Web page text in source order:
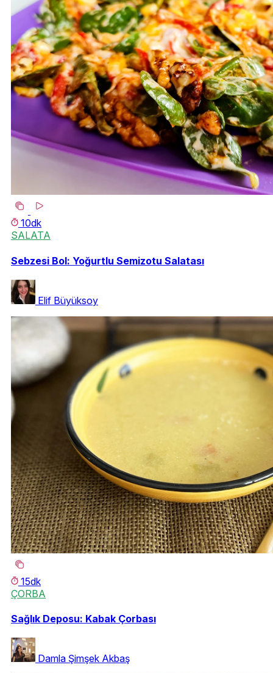
10dk
SALATA
Sebzesi Bol: Yoğurtlu Semizotu Salatası
Elif Büyüksoy
15dk
ÇORBA
Sağlık Deposu: Kabak Çorbası
Damla Şimşek Akbaş